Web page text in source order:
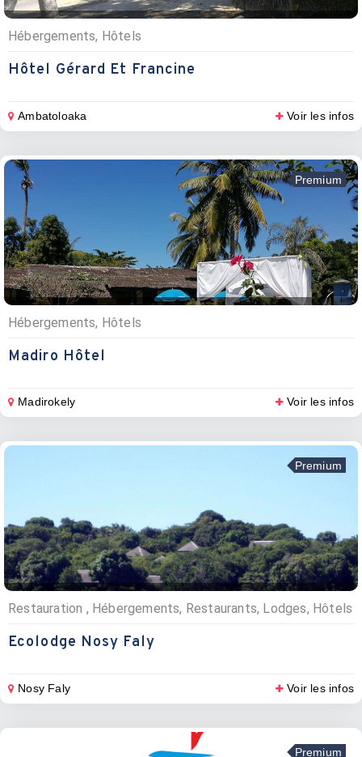
Hébergements, Hôtels
Hôtel Gérard Et Francine
Ambatoloaka Voir les infos
Premium
Hébergements, Hôtels
Madiro Hôtel
Madirokely Voir les infos
Premium
Restauration , Hébergements, Restaurants, Lodges, Hôtels
Ecolodge Nosy Faly
Nosy Faly Voir les infos
Premium